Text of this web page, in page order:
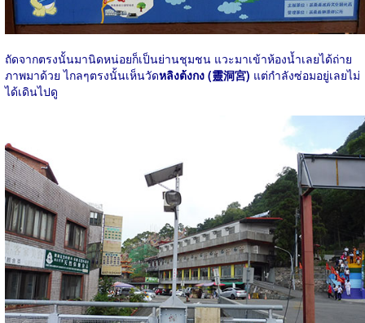
ถัดจากตรงนั้นมานิดหน่อยก็เป็นย่านชุมชน แวะมาเข้าห้องน้ำเลยได้ถ่าย
ภาพมาด้วย ไกลๆตรงนั้นเห็นวัดหลิงต้งกง (靈洞宮) แต่กำลังซ่อมอยู่เลยไม่
ได้เดินไปดู